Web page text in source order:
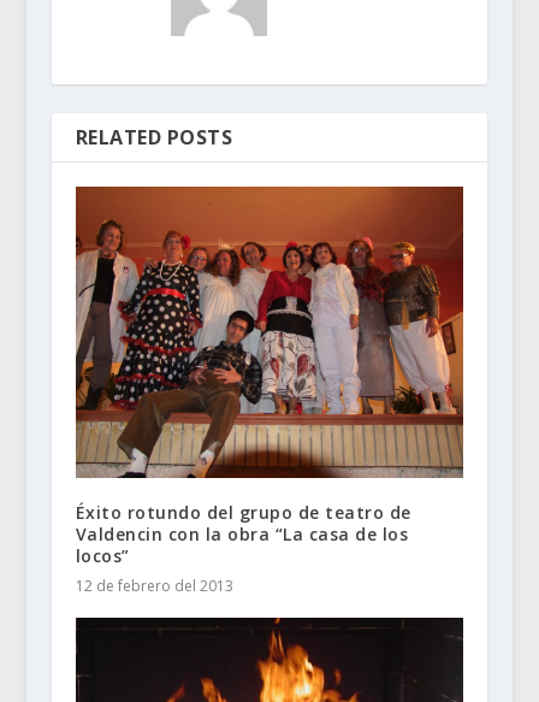
RELATED POSTS
Éxito rotundo del grupo de teatro de
Valdencin con la obra “La casa de los
locos”
12 de febrero del 2013